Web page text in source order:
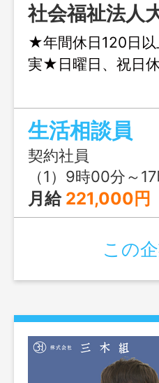
社会福祉法人
★年間休日120日
実★日曜日、祝日
生活相談員
契約社員
（1）9時00分～
月給 221,000円
この